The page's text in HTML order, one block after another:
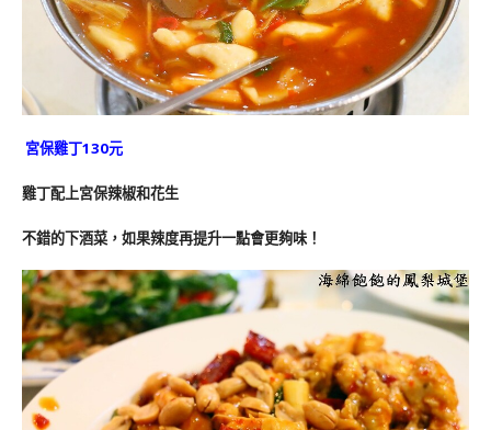
宮保雞丁130元
雞丁配上宮保辣椒和花生
不錯的下酒菜，如果辣度再提升一點會更夠味！